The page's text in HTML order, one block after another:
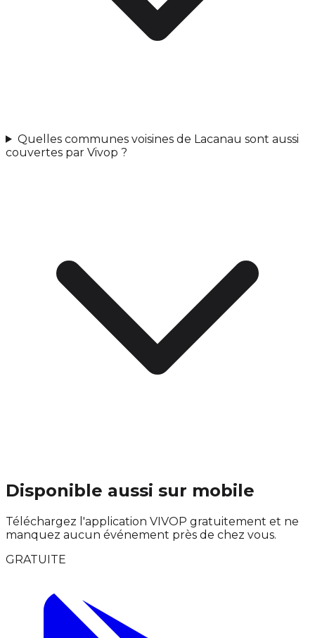
Quelles communes voisines de Lacanau sont aussi
couvertes par Vivop ?
Disponible aussi sur mobile
Téléchargez l'application VIVOP gratuitement et ne
manquez aucun événement près de chez vous.
GRATUITE